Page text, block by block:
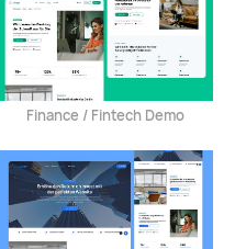
Finance / Fintech Demo